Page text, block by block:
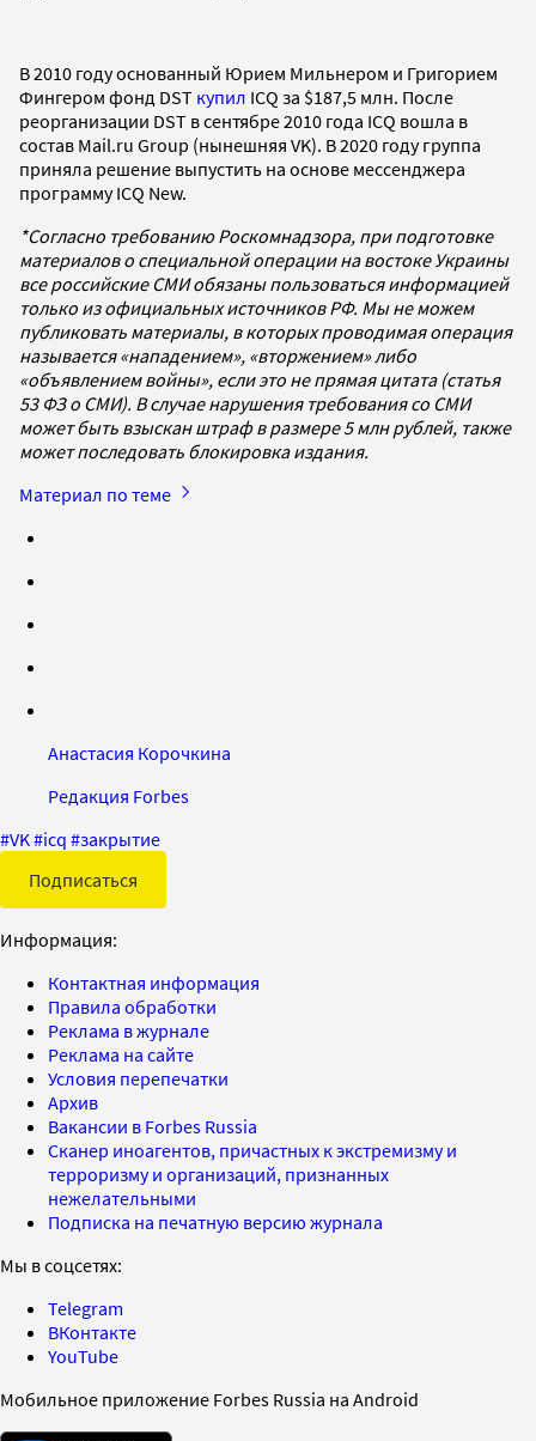
В 2010 году основанный Юрием Мильнером и Григорием
Фингером фонд DST купил ICQ за $187,5 млн. После
реорганизации DST в сентябре 2010 года ICQ вошла в
состав Mail.ru Group (нынешняя VK). В 2020 году группа
приняла решение выпустить на основе мессенджера
программу ICQ New.
*Согласно требованию Роскомнадзора, при подготовке
материалов о специальной операции на востоке Украины
все российские СМИ обязаны пользоваться информацией
только из официальных источников РФ. Мы не можем
публиковать материалы, в которых проводимая операция
называется «нападением», «вторжением» либо
«объявлением войны», если это не прямая цитата (статья
53 ФЗ о СМИ). В случае нарушения требования со СМИ
может быть взыскан штраф в размере 5 млн рублей, также
может последовать блокировка издания.
Материал по теме
Анастасия Корочкина
Редакция Forbes
#VK#icq #закрытие
Подписаться
Информация:
Контактная информация
Правила обработки
Реклама в журнале
Реклама на сайте
Условия перепечатки
Архив
Вакансии в Forbes Russia
Сканер иноагентов, причастных к экстремизму и
терроризму и организаций, признанных
нежелательными
Подписка на печатную версию журнала
Мы в соцсетях:
Telegram
ВКонтакте
YouTube
Мобильное приложение Forbes Russia на Android